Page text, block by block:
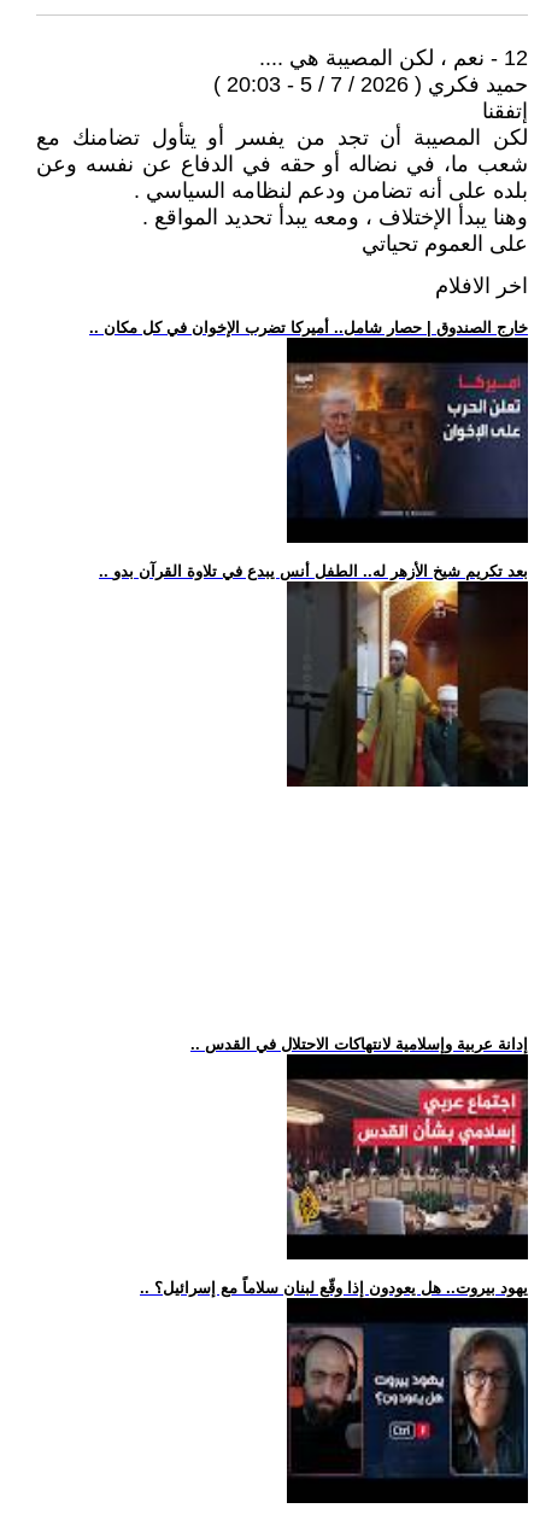
12 - نعم ، لكن المصيبة هي ....
حميد فكري ( 2026 / 7 / 5 - 20:03 )
إتفقنا
لكن المصيبة أن تجد من يفسر أو يتأول تضامنك مع
شعب ما، في نضاله أو حقه في الدفاع عن نفسه وعن
بلده على أنه تضامن ودعم لنظامه السياسي .
وهنا يبدأ الإختلاف ، ومعه يبدأ تحديد المواقع .
على العموم تحياتي
اخر الافلام
.. خارج الصندوق | حصار شامل.. أميركا تضرب الإخوان في كل مكان
.. بعد تكريم شيخ الأزهر له.. الطفل أنس يبدع في تلاوة القرآن بدو
.. إدانة عربية وإسلامية لانتهاكات الاحتلال في القدس
.. يهود بيروت.. هل يعودون إذا وقّع لبنان سلاماً مع إسرائيل؟